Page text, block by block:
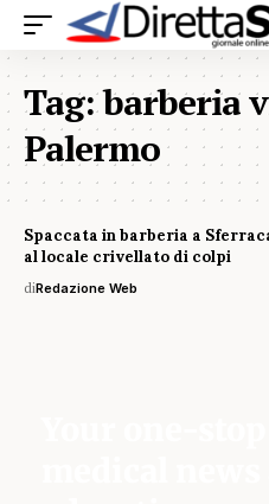
Tag:barberia
Palermo
Spaccata in barberia a
al locale crivellato di colpi
diRedazione Web